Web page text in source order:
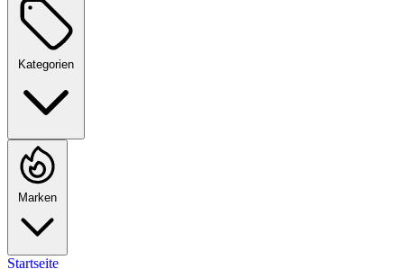
Kategorien
Marken
Startseite